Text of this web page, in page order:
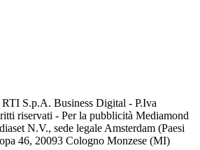
RTI S.p.A. Business Digital - P.Iva
riservati - Per la pubblicità Mediamond
N.V., sede legale Amsterdam (Paesi
46, 20093 Cologno Monzese (MI)